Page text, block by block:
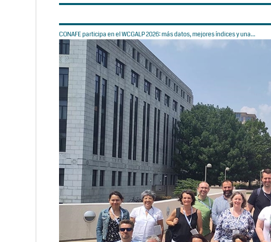
CONAFE participa en el WCGALP 2026: más datos, mejores índices y una...